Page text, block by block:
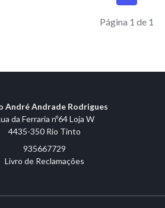
Página 1 de 1
André Andrade Rodrigues
da Ferraria nº64 Loja W
4435-350 Rio Tinto
935667729
Livro de Reclamações